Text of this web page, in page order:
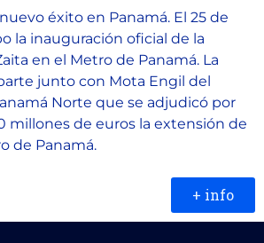
éxito en Panamá. El 25 de
la inauguración oficial de la
en el Metro de Panamá. La
junto con Mota Engil del
Norte que se adjudicó por
millones de euros la extensión de
de Panamá.
+ info